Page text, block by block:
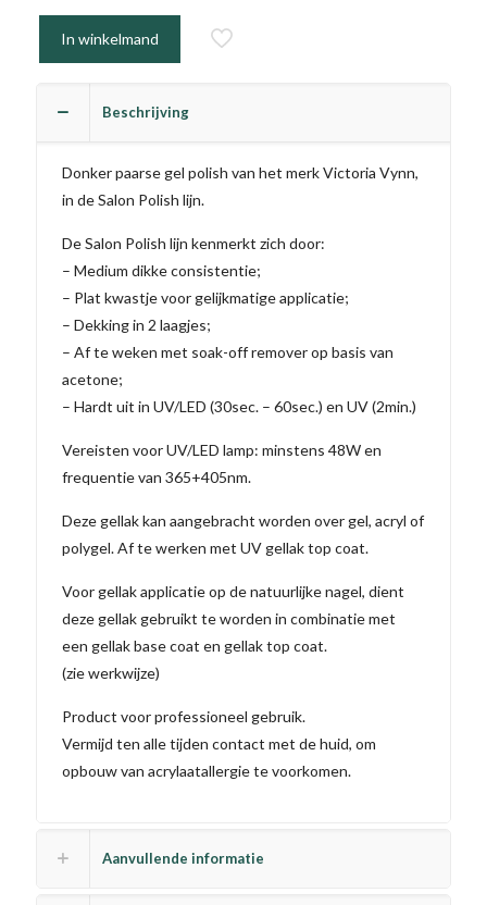
In winkelmand
Beschrijving
Donker paarse gel polish van het merk Victoria Vynn,
in de Salon Polish lijn.
De Salon Polish lijn kenmerkt zich door:
– Medium dikke consistentie;
– Plat kwastje voor gelijkmatige applicatie;
– Dekking in 2 laagjes;
– Af te weken met soak-off remover op basis van
acetone;
– Hardt uit in UV/LED (30sec. – 60sec.) en UV (2min.)
Vereisten voor UV/LED lamp: minstens 48W en
frequentie van 365+405nm.
Deze gellak kan aangebracht worden over gel, acryl of
polygel. Af te werken met UV gellak top coat.
Voor gellak applicatie op de natuurlijke nagel, dient
deze gellak gebruikt te worden in combinatie met
een gellak base coat en gellak top coat.
(zie werkwijze)
Product voor professioneel gebruik.
Vermijd ten alle tijden contact met de huid, om
opbouw van acrylaatallergie te voorkomen.
Aanvullende informatie